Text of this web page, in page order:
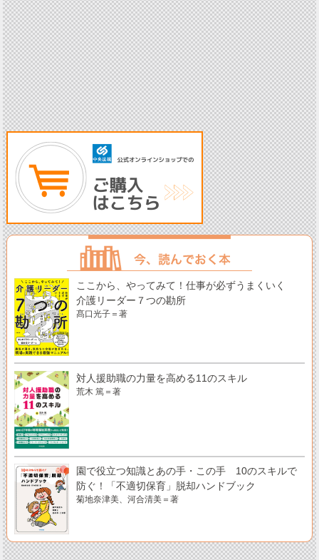
ここから、やってみて！仕事が必ずうまくいく
介護リーダー７つの勘所
髙口光子＝著
対人援助職の力量を高める11のスキル
荒木 篤＝著
園で役立つ知識とあの手・この手 10のスキルで
防ぐ！「不適切保育」脱却ハンドブック
菊地奈津美、河合清美＝著